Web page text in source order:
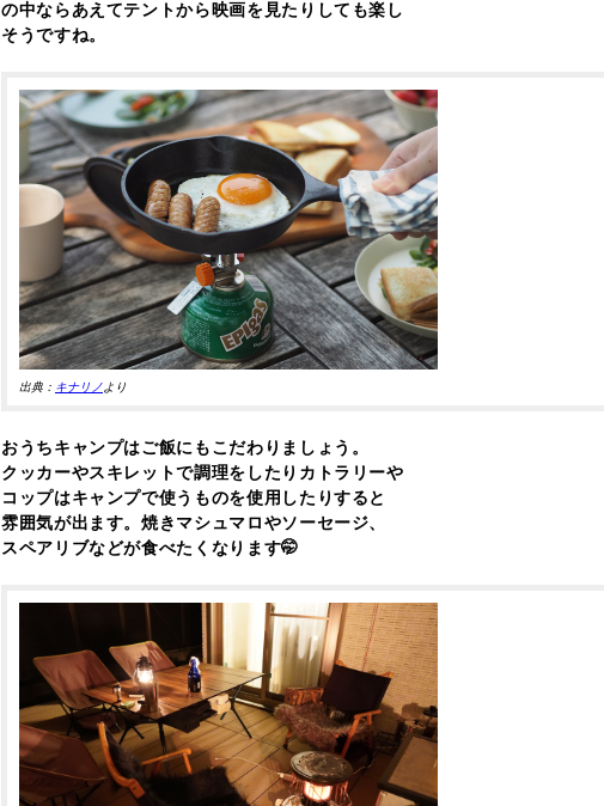
の中ならあえてテントから映画を見たりしても楽し
そうですね。
出典： キナリノより
おうちキャンプはご飯にもこだわりましょう。
クッカーやスキレットで調理をしたりカトラリーや
コップはキャンプで使うものを使用したりすると
雰囲気が出ます。焼きマシュマロやソーセージ、
スペアリブなどが食べたくなります🤭